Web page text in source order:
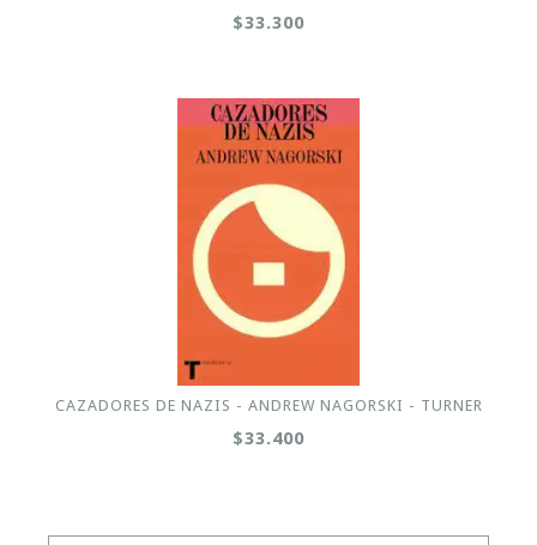
$33.300
CAZADORES DE NAZIS - ANDREW NAGORSKI - TURNER
$33.400